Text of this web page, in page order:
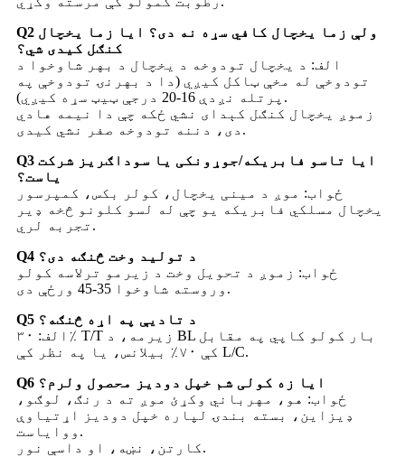
Q2 ولې زما یخچال کافي سړه نه دی؟ ایا زما یخچال
کنګل کیدی شي؟
الف: د یخچال تودوخه د یخچال د بهر شاوخوا د
تودوخې له مخې ټاکل کیږي (دا د بهرنۍ تودوخې په
پرتله نږدې 16-20 درجې ټیټ سړه کیږي).
زموږ یخچال کنګل کېدای نشي ځکه چې دا نیمه هادي
دی، دننه تودوخه صفر نشي کیدی.
Q3 ایا تاسو فابریکه/جوړونکی یا سوداګریز شرکت
یاست؟
ځواب: موږ د مینی یخچال، کولر بکس، کمپرسور
یخچال مسلکي فابریکه یو چې له لسو کلونو څخه ډیر
تجربه لري.
Q4 د تولید وخت څنګه دی؟
ځواب: زموږ د تحویل وخت د زیرمو ترلاسه کولو
وروسته شاوخوا 35-45 ورځې دی.
Q5 د تادیې په اړه څنګه؟
الف: ۳۰٪ T/T زیرمه، د BL بار کولو کاپي په مقابل
کې ۷۰٪ بیلانس، یا په نظر کې L/C.
Q6 ایا زه کولی شم خپل دودیز محصول ولرم؟
ځواب: هو، مهرباني وکړئ موږ ته د رنګ، لوګو،
ډیزاین، بسته بندۍ لپاره خپل دودیز اړتیاوې
ووایاست.
کارتن، نښه، او داسې نور.